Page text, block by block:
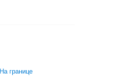
На границе